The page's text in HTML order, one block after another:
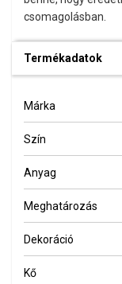
csomagolásban.
Termékadatok
Márka
Szín
Anyag
Meghatározás
Dekoráció
Kő